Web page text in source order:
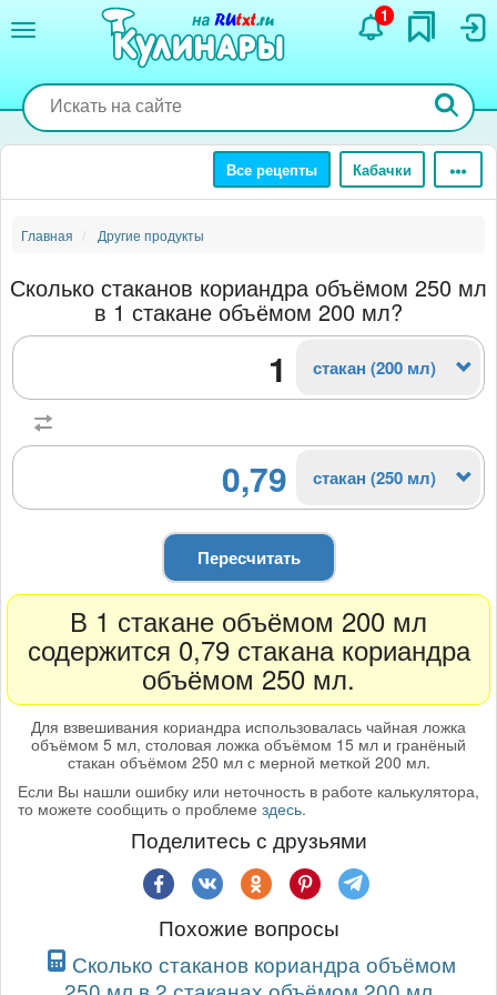
содержанию
1
Все рецепты Кабачки
Главная Другие продукты
Сколько стаканов кориандра объёмом 250 мл
в 1 стакане объёмом 200 мл?
стакан (200 мл)
0,79 стакан (250 мл)
Пересчитать
В 1 стакане объёмом 200 мл
содержится 0,79 стакана кориандра
объёмом 250 мл.
Для взвешивания кориандра использовалась чайная ложка
объёмом 5 мл, столовая ложка объёмом 15 мл и гранёный
стакан объёмом 250 мл с мерной меткой 200 мл.
Если Вы нашли ошибку или неточность в работе калькулятора,
то можете сообщить о проблеме здесь.
Поделитесь с друзьями
Похожие вопросы
Сколько стаканов кориандра объёмом